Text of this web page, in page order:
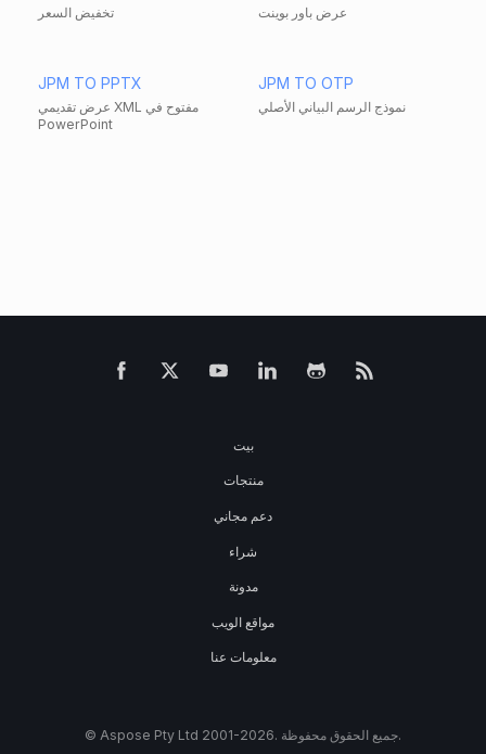
تخفيض السعر عرض باور بوينت
JPM TO PPTX
عرض تقديمي XML مفتوح في
PowerPoint
JPM TO OTP
نموذج الرسم البياني الأصلي
بيت
منتجات
دعم مجاني
شراء
مدونة
مواقع الويب
معلومات عنا
© Aspose Pty Ltd 2001-2026. جميع الحقوق محفوظة.